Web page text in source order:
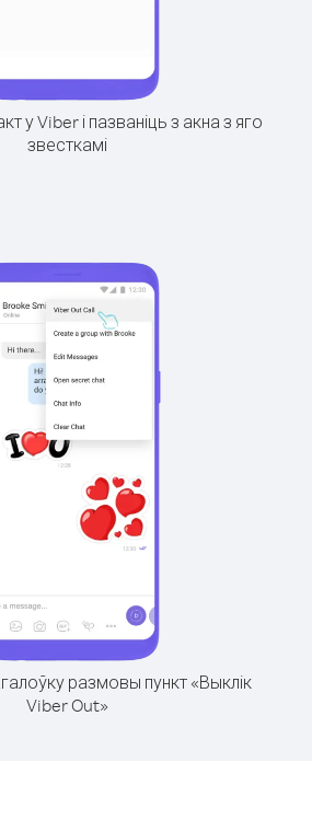
у Viber і пазваніць з акна з яго
звесткамі
размовы пункт «Выклік
Viber Out»